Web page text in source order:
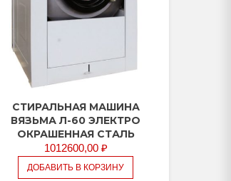
CТИРАЛЬНАЯ МАШИНА
ВЯЗЬМА Л-60 ЭЛЕКТРО
ОКРАШЕННАЯ СТАЛЬ
1012600,00 ₽
ДОБАВИТЬ В КОРЗИНУ